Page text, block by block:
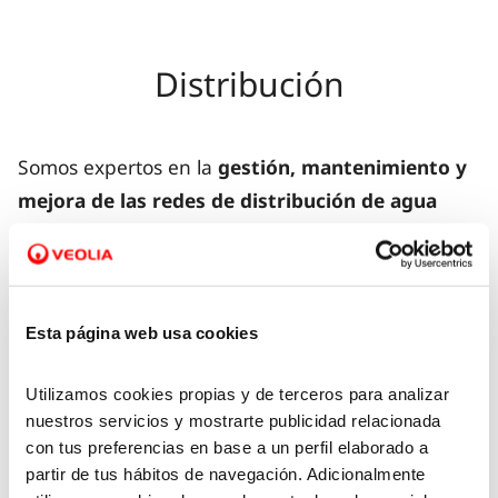
Esta página web usa cookies
Utilizamos cookies propias y de terceros para analizar
nuestros servicios y mostrarte publicidad relacionada
con tus preferencias en base a un perfil elaborado a
partir de tus hábitos de navegación. Adicionalmente
Distribución
Somos expertos en la gestión, mantenimiento y
mejora de las redes de distribución de agua
. Cada día, nuestros servicios de
distribución llevan agua potable desde las plantas
y ofrecen unsuministro seguro y de calidad
menor impacto ambiental.
Llevamos a cabo un estrictoanálisis, control y